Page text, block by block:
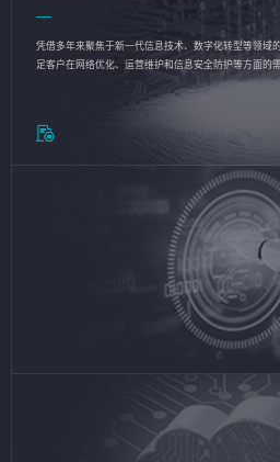
凭借多年来聚焦于新一代信息技术、数字化转型等领域
足客户在网络优化、运营维护和信息安全防护等方面的